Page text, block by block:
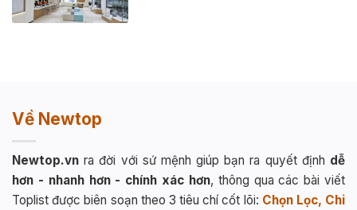
Về Newtop
Newtop.vn ra đời với sứ mệnh giúp bạn ra quyết định dễ
hơn - nhanh hơn - chính xác hơn, thông qua các bài viết
Toplist được biên soạn theo 3 tiêu chí cốt lõi: Chọn Lọc, Chi